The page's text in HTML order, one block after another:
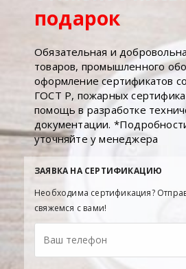
подарок
Обязательная и
товаров, промышленного
оформление сертификатов
ГОСТ Р, пожарных
помощь в разработке
документации.
уточняйте у менеджера
ЗАЯВКА НА СЕРТИФИКАЦИЮ
Необходима сертификация?
свяжемся с вами!